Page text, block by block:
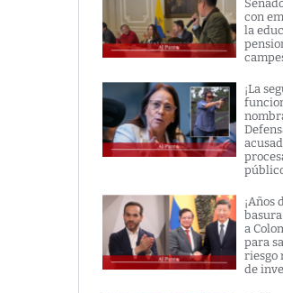
con
la
¡La
¡Años
a
para
riesgo
de